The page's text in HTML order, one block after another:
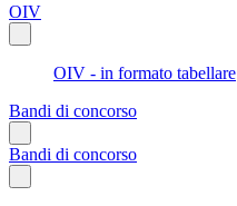
OIV
OIV - in formato tabellare
Bandi di concorso
Bandi di concorso